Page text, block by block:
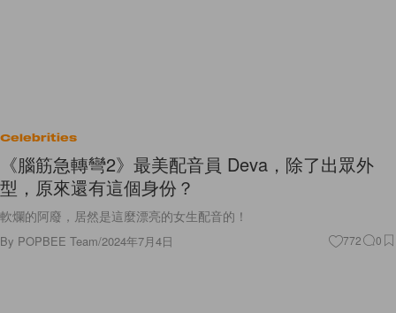
Celebrities
《腦筋急轉彎2》最美配音員 Deva，除了出眾外
型，原來還有這個身份？
軟爛的阿廢，居然是這麼漂亮的女生配音的！
By POPBEE Team/2024年7月4日 772 0